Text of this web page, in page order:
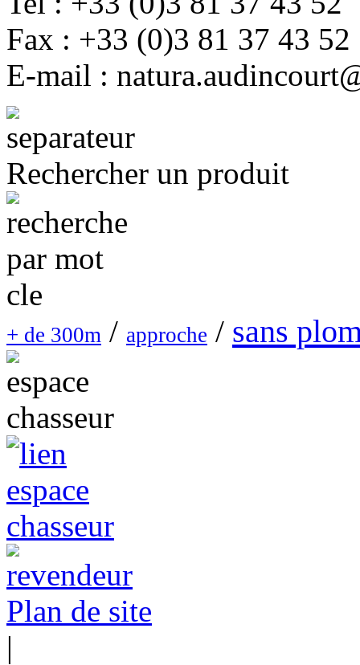
Fax : +33 (0)3 81 37 43 52
E-mail :
Rechercher un produit
+ de 300m / approche / sans
Plan de site
|